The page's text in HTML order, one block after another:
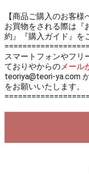
【商品ご購入のお客様
お買物をされる際は
約』
『購入ガイド』 を
スマートフォンやフリ
ておりやからのメール
teoriya@teori-ya.com
をお願いいたします。